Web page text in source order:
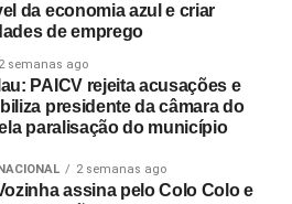
da economia azul e criar
de emprego
2 semanas ago
PAICV rejeita acusações e
presidente da câmara do
paralisação do município
2 semanas ago
assina pelo Colo Colo e